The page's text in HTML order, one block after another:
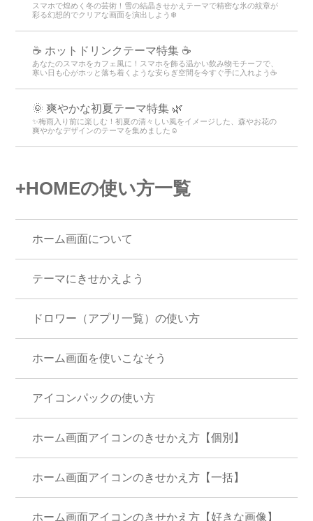
スマホで煌めく冬の芸術！雪の結晶きせかえテーマで精密な氷の紋章が
彩る幻想的でクリアな画面を演出しよう❄️
☕️ ホットドリンクテーマ特集 ☕️
あなたのスマホをカフェ風に！スマホを飾る温かい飲み物モチーフで、
寒い日も心がホッと落ち着くような安らぎ空間を今すぐ手に入れよう☕️
🌞 爽やかな初夏テーマ特集 🌿
✨梅雨入り前に楽しむ！初夏の清々しい風をイメージした、森やお花の
爽やかなデザインのテーマを集めました☺️
+HOMEの使い方一覧
ホーム画面について
テーマにきせかえよう
ドロワー（アプリ一覧）の使い方
ホーム画面を使いこなそう
アイコンパックの使い方
ホーム画面アイコンのきせかえ方【個別】
ホーム画面アイコンのきせかえ方【一括】
ホーム画面アイコンのきせかえ方【好きな画像】